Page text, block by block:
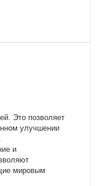
Это позволяет
улучшении
и
мировым